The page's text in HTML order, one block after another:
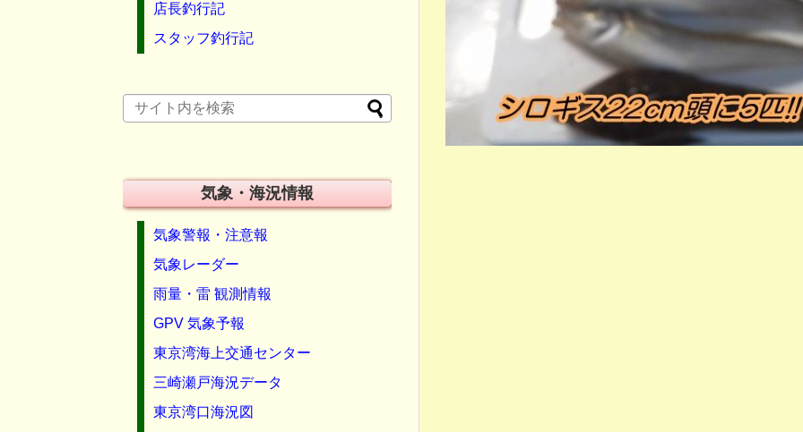
店長釣行記
スタッフ釣行記
気象・海況情報
気象警報・注意報
気象レーダー
雨量・雷 観測情報
GPV 気象予報
東京湾海上交通センター
三崎瀬戸海況データ
東京湾口海況図